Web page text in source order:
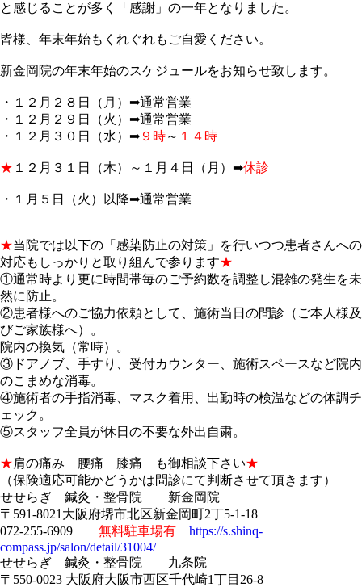
と感じることが多く「感謝」の一年となりました。
皆様、年末年始もくれぐれもご自愛ください。
新金岡院の年末年始のスケジュールをお知らせ致します。
・１２月２８日（月）➡通常営業
・１２月２９日（火）➡通常営業
・１２月３０日（水）➡ ９時～ １４時
★ １２月３１日（木）～１月４日（月）➡休診
・１月５日（火）以降➡通常営業
★当院では以下の「感染防止の対策」を行いつつ患者さんへの
対応もしっかりと取り組んで参ります★
①通常時より更に時間帯毎のご予約数を調整し混雑の発生を未
然に防止。
②患者様へのご協力依頼として、施術当日の問診（ご本人様及
びご家族様へ）。
院内の換気（常時）。
③ドアノブ、手すり、受付カウンター、施術スペースなど院内
のこまめな消毒。
④施術者の手指消毒、マスク着用、出勤時の検温などの体調チ
ェック。
⑤スタッフ全員が休日の不要な外出自粛。
★肩の痛み 腰痛 膝痛 も御相談下さい★
（保険適応可能かどうかは問診にて判断させて頂きます）
せせらぎ 鍼灸・整骨院 新金岡院
〒591-8021大阪府堺市北区新金岡町2丁5-1-18
072-255-6909 無料駐車場有
https://s.shinq-
compass.jp/salon/detail/31004/
せせらぎ 鍼灸・整骨院 九条院
〒550-0023 大阪府大阪市西区千代崎1丁目26-8